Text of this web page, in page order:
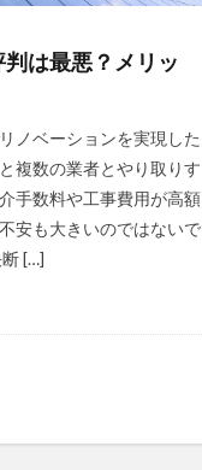
は最悪？メリッ
ノベーションを実現した
複数の業者とやり取りす
手数料や工事費用が高額
安も大きいのではないで
[…]